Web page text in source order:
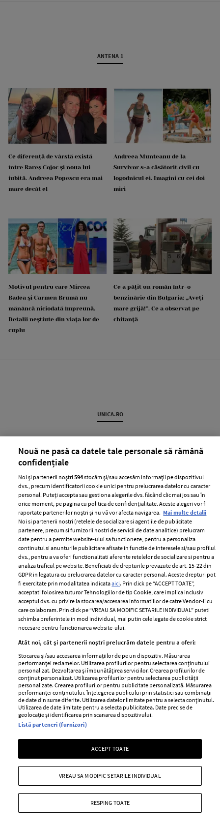
ANTENA 1
Ce diferență de vârstă există
între Rareș Cojoc și noua lui
iubită. Andreea Popescu era mai
mare decât el
Andreea Munteanu de la
Survivor s-a căsătorit civil cu
logodnicul ei. Imagini cu cei doi
miri
Motivul pentru care Mircea
Badea și Carmen Brumă nu
mănâncă niciodată împreună.
Detalii neștiute din viața lor de
cuplu
Ce a pățit un român într-o
benzinărie din Bulgaria: „Aveți
mare grijă!”. Ce a observat pe
chitanță
UNICA.RO
„Surioara e pe drum!” :o Wooow,
ce veste!! E oficial! Îndrăgita
vedetă e din nou însărcinată, la
40 de ani! Uite ce frumos a
anunțat!
„Nu mi-e jenă să o spun cu voce
tare”. Când toată lumea credea că
s-au liniștit apele între Codruța
Filip și Valentin Sanfira,
cântăreața a decis să spună tot
adevărul despre mariajul ei
Cum a descoperit Alina Pușcău că
are cancer. Primele semne care
au trimis-o la medic. Prietena ei,
Olga Barcari, a povestit tot: „Și în
Asia Express avea cancer, dar
Despărțirea momentului în
România! Și-au spus adio după 2
copii și mulți ani împreună. „Sunt
foarte ancorată în Dumnezeu.
Nouă ne pasă ca datele tale personale să rămână
confidențiale
Noi și partenerii noștri594stocăm și/sau accesăm informații pe dispozitivul
dvs., precum identificatorii cookie unici pentru prelucrarea datelor cu caracter
personal. Puteți accepta sau gestiona alegerile dvs. făcând clic mai jos sau în
orice moment, pe pagina cu politica de confidențialitate. Aceste alegeri vor fi
raportate partenerilor noștri și nu vă vor afecta navigarea. Mai multe detalii
Noi si partenerii nostri (retelele de socializare si agentiile de publicitate
partenere, precum si furnizorii nostri de servicii de date analitice) prelucram
date pentru a permite website-ului sa functioneze, pentru a personaliza
continutul si anunturile publicitare afisate in functie de interesele si/sau profilul
dvs., pentru a va oferi functionalitati aferente retelelor de socializare si pentru a
analiza traficul pe website. Beneficiati de drepturile prevazute de art. 15-22 din
GDPR in legatura cu prelucrarea datelor cu caracter personal. Aceste drepturi pot
fi exercitate prin modalitatea indicataaici. Prin click pe “ACCEPT TOATE”,
acceptati folosirea tuturor Tehnologiilor de tip Cookie, care implica inclusiv
acceptul dvs. cu privire la stocarea/accesarea informatiilor de catre Vendor-ii cu
care colaboram. Prin click pe “VREAU SA MODIFIC SETARILE INDIVIDUAL” puteti
schimba preferintele in mod individual, mai putin cele legate de cookie strict
necesare pentru functionarea website-ului.
Atât noi, cât și partenerii noștri prelucrăm datele pentru a oferi:
Stocarea și/sau accesarea informațiilor de pe un dispozitiv. Măsurarea
performanței reclamelor. Utilizarea profilurilor pentru selectarea conținutului
personalizat. Dezvoltarea și îmbunătățirea serviciilor. Crearea profilurilor de
conținut personalizat. Utilizarea profilurilor pentru selectarea publicității
personalizate. Crearea profilurilor pentru publicitate personalizată. Măsurarea
performanței conținutului. Înțelegerea publicului prin statistici sau combinații
de date din surse diferite. Utilizarea datelor limitate pentru a selecta conținutul.
Utilizarea de date limitate pentru a selecta publicitatea. Date precise de
geolocație și identificarea prin scanarea dispozitivului.
Listă parteneri (furnizori)
ACCEPT TOATE
RESPING TOATE
VREAU SA MODIFIC SETARILE INDIVIDUAL